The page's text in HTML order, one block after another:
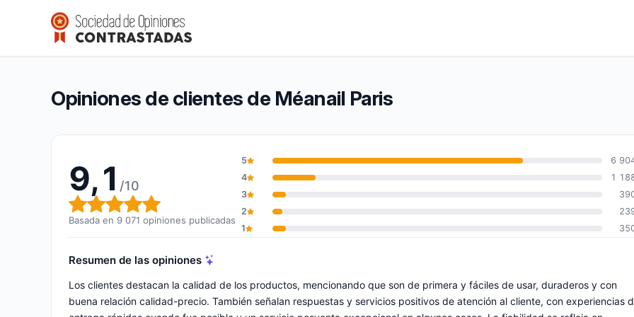
Méanail Paris
Calificación global: 9,1 de 10
9,1/10(9 071 opiniones)
Opiniones de clientes de Méanail Paris
9,1 /10
Calificación global: 9,1 de 10
Basada en 9 071 opiniones publicadas
5
6
4
1
3
2
1
Resumen de las opiniones
Los clientes destacan la calidad de los productos, mencionando que son de primera y fáciles de usar, duraderos y con
buena relación calidad-precio. También señalan respuestas y servicios positivos de atención al cliente, con experiencias